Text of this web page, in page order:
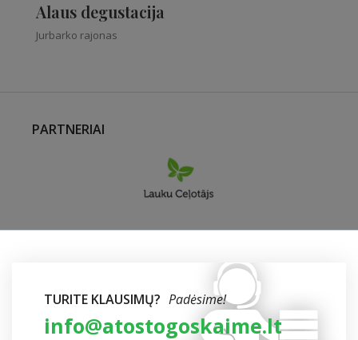
Alaus degustacija
Jurbarko rajonas
PARTNERIAI
TURITE KLAUSIMŲ? Padėsime!
info@atostogoskaime.lt